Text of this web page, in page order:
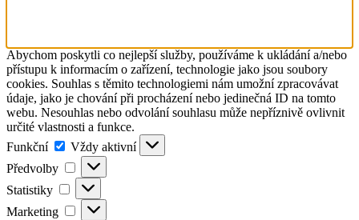
Abychom poskytli co nejlepší služby, používáme k ukládání a/nebo
přístupu k informacím o zařízení, technologie jako jsou soubory
cookies. Souhlas s těmito technologiemi nám umožní zpracovávat
údaje, jako je chování při procházení nebo jedinečná ID na tomto
webu. Nesouhlas nebo odvolání souhlasu může nepříznivě ovlivnit
určité vlastnosti a funkce.
Funkční
Funkční
Vždy aktivní
Předvolby
Předvolby
Statistiky Statistiky
Marketing Marketing